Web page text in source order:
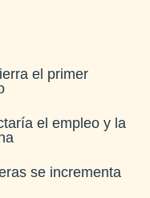
el primer
el empleo y la
se incrementa